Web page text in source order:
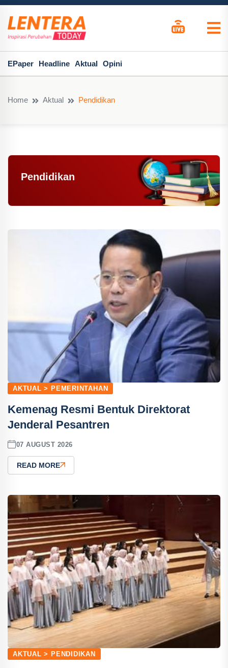
EPaper Headline Aktual Opini
Home Aktual Pendidikan
Pendidikan
AKTUAL > PEMERINTAHAN
Kemenag Resmi Bentuk Direktorat
Jenderal Pesantren
07 AUGUST 2026
READ MORE
AKTUAL > PENDIDIKAN